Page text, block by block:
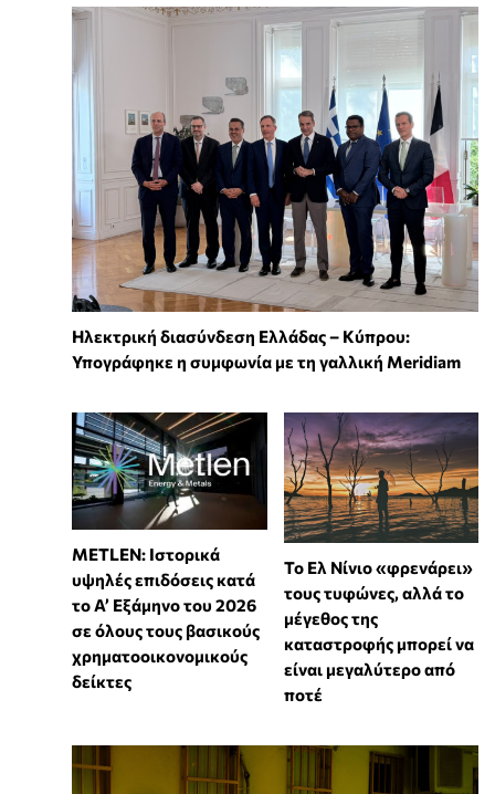
Ηλεκτρική διασύνδεση Ελλάδας – Κύπρου:
Υπογράφηκε η συμφωνία με τη γαλλική Meridiam
METLEN: Ιστορικά
υψηλές επιδόσεις κατά
το Α’ Εξάμηνο του 2026
σε όλους τους βασικούς
χρηματοοικονομικούς
δείκτες
Το Ελ Νίνιο «φρενάρει»
τους τυφώνες, αλλά το
μέγεθος της
καταστροφής μπορεί να
είναι μεγαλύτερο από
ποτέ